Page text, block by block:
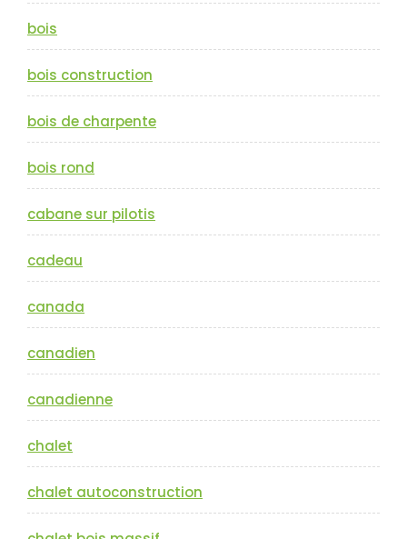
bois
bois construction
bois de charpente
bois rond
cabane sur pilotis
cadeau
canada
canadien
canadienne
chalet
chalet autoconstruction